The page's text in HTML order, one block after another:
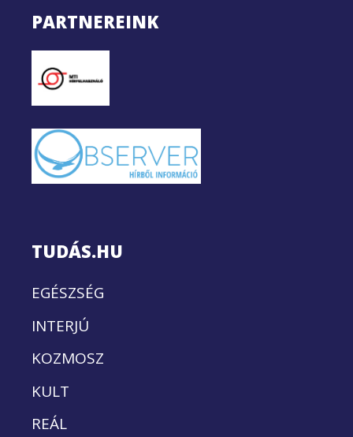
PARTNEREINK
TUDÁS.HU
EGÉSZSÉG
INTERJÚ
KOZMOSZ
KULT
REÁL